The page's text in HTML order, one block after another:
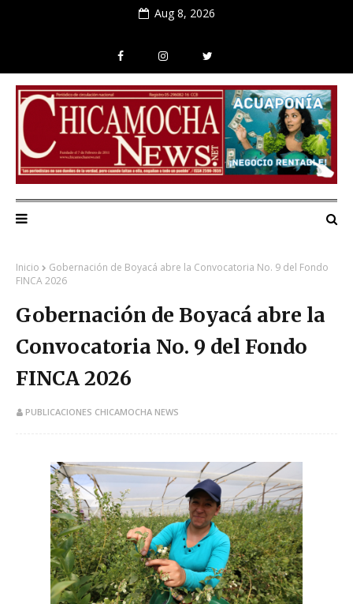
Aug 8, 2026
Inicio
Gobernación de Boyacá abre la Convocatoria No. 9 del Fondo
FINCA 2026
Gobernación de Boyacá abre la
Convocatoria No. 9 del Fondo
FINCA 2026
PUBLICACIONES CHICAMOCHA NEWS